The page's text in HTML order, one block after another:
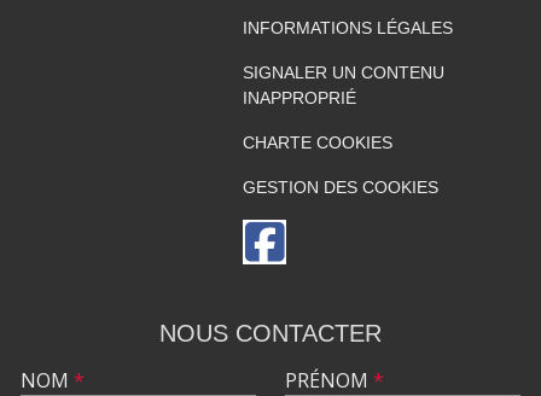
INFORMATIONS LÉGALES
SIGNALER UN CONTENU
INAPPROPRIÉ
CHARTE COOKIES
GESTION DES COOKIES
NOUS CONTACTER
NOM * PRÉNOM *